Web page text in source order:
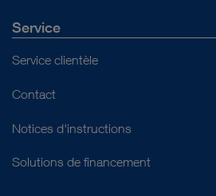
Service
Service clientèle
Contact
Notices d'instructions
Solutions de financement